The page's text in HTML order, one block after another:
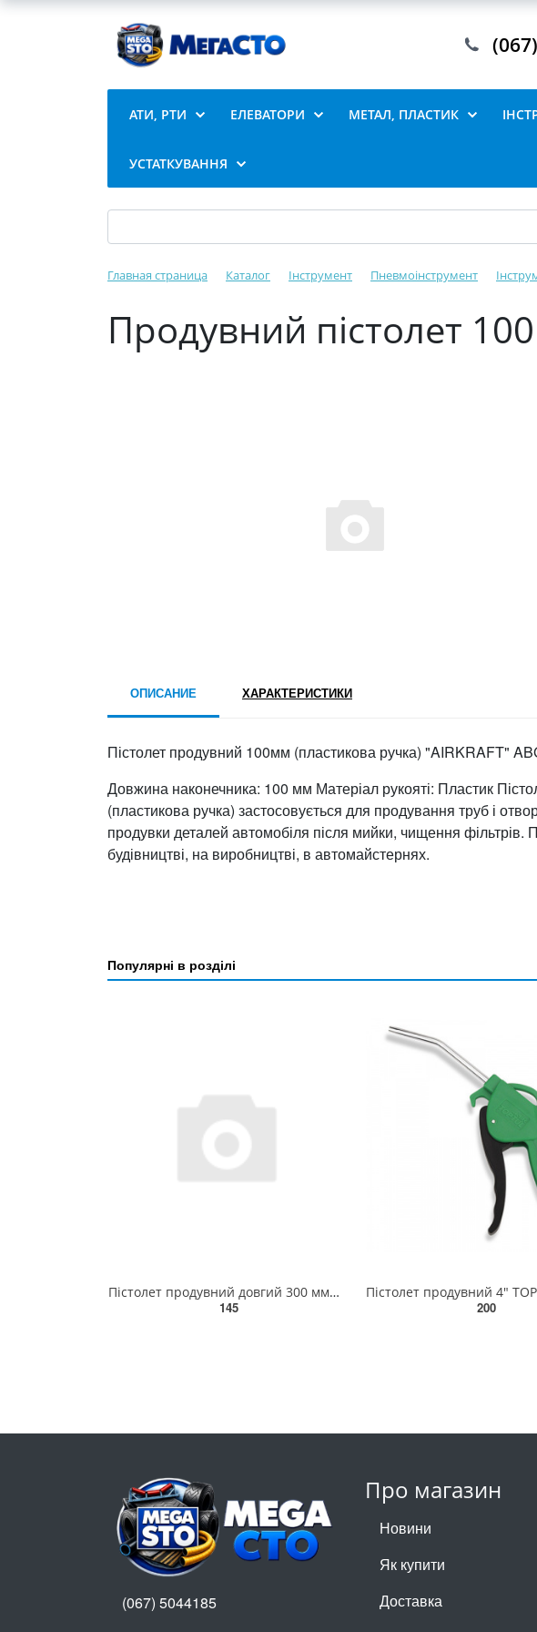
АТИ, РТИ ЕЛЕВАТОРИ МЕТАЛ, ПЛАСТИК
УСТАТКУВАННЯ
Главная страница Каталог Інструмент Пневмоінструмент
Продувний пістолет
ОПИСАНИЕ ХАРАКТЕРИСТИКИ
Пістолет продувний 100мм (пластикова ручка) "AIRKRAFT"
Довжина наконечника: 100 мм Матеріал рукояті: Пластик
(пластикова ручка) застосовується для продування труб і
продувки деталей автомобіля після мийки, чищення фільтрів.
будівництві, на виробництві, в автомайстернях.
Популярні в розділі
Пістолет продувний довгий 300 мм AIRKRAFT ABG-01A
145
200
Про магазин
Новини
Як купити
Доставка
(067) 5044185